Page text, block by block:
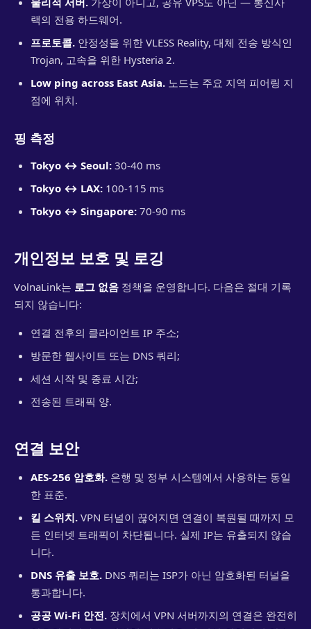
랙의 전용 하드웨어.
프로토콜. 안정성을 위한 VLESS Reality, 대체 전송 방식인
Trojan, 고속을 위한 Hysteria 2.
Low ping across East Asia. 노드는 주요 지역 피어링 지
점에 위치.
핑 측정
Tokyo ↔ Seoul: 30-40 ms
Tokyo ↔ LAX: 100-115 ms
Tokyo ↔ Singapore: 70-90 ms
개인정보 보호 및 로깅
VolnaLink는 로그 없음 정책을 운영합니다. 다음은 절대 기록
되지 않습니다:
연결 전후의 클라이언트 IP 주소;
방문한 웹사이트 또는 DNS 쿼리;
세션 시작 및 종료 시간;
전송된 트래픽 양.
연결 보안
AES-256 암호화. 은행 및 정부 시스템에서 사용하는 동일
한 표준.
킬 스위치. VPN 터널이 끊어지면 연결이 복원될 때까지 모
든 인터넷 트래픽이 차단됩니다. 실제 IP는 유출되지 않습
니다.
DNS 유출 보호. DNS 쿼리는 ISP가 아닌 암호화된 터널을
통과합니다.
공공 Wi-Fi 안전. 장치에서 VPN 서버까지의 연결은 완전히